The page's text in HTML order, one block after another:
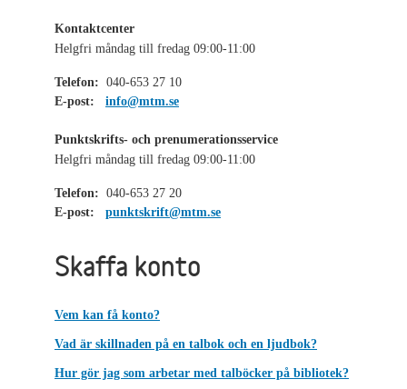
Kontaktcenter
Helgfri måndag till fredag 09:00-11:00
Telefon: 040-653 27 10
E-post:
info@mtm.se
Punktskrifts- och prenumerationsservice
Helgfri måndag till fredag 09:00-11:00
Telefon: 040-653 27 20
E-post:
punktskrift@mtm.se
Skaffa konto
Vem kan få konto?
Vad är skillnaden på en talbok och en ljudbok?
Hur gör jag som arbetar med talböcker på bibliotek?